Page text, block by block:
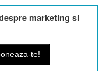
marketing si